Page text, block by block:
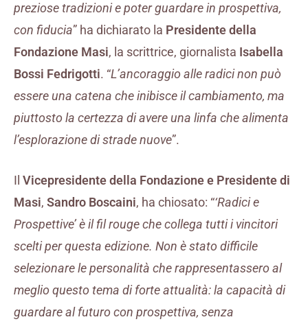
preziose tradizioni e poter guardare in prospettiva,
con fiducia” ha dichiarato la Presidente della
Fondazione Masi, la scrittrice, giornalista Isabella
Bossi Fedrigotti. “L’ancoraggio alle radici non può
essere una catena che inibisce il cambiamento, ma
piuttosto la certezza di avere una linfa che alimenta
l’esplorazione di strade nuove”.
Il Vicepresidente della Fondazione e Presidente di
Masi, Sandro Boscaini, ha chiosato: “‘Radici e
Prospettive’ è il fil rouge che collega tutti i vincitori
scelti per questa edizione. Non è stato difficile
selezionare le personalità che rappresentassero al
meglio questo tema di forte attualità: la capacità di
guardare al futuro con prospettiva, senza